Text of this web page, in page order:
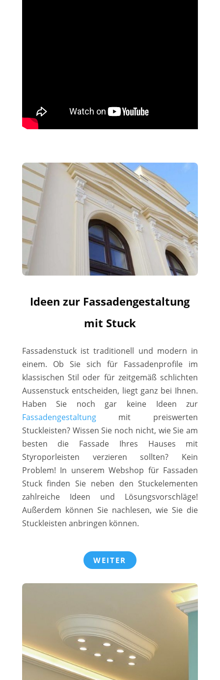
Ideen zur Fassadengestaltung
mit Stuck
Fassadenstuck ist traditionell und modern in
einem. Ob Sie sich für Fassadenprofile im
klassischen Stil oder für zeitgemäß schlichten
Aussenstuck entscheiden, liegt ganz bei Ihnen.
Haben Sie noch gar keine Ideen zur
Fassadengestaltungmit preiswerten
Stuckleisten? Wissen Sie noch nicht, wie Sie am
besten die Fassade Ihres Hauses mit
Styroporleisten verzieren sollten? Kein
Problem! In unserem Webshop für Fassaden
Stuck finden Sie neben den Stuckelementen
zahlreiche Ideen und Lösungsvorschläge!
Außerdem können Sie nachlesen, wie Sie die
Stuckleisten anbringen können.
WEITER